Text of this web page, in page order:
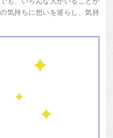
気持ちに想いを巡らし、気持